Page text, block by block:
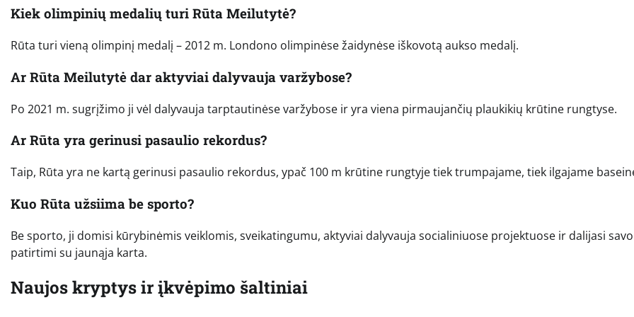
Kiek olimpinių medalių turi Rūta Meilutytė?
Rūta turi vieną olimpinį medalį – 2012 m. Londono olimpinėse žaidynėse iškovotą aukso medalį.
Ar Rūta Meilutytė dar aktyviai dalyvauja varžybose?
Po 2021 m. sugrįžimo ji vėl dalyvauja tarptautinėse varžybose ir yra viena pirmaujančių plaukikių krūtine rungtyse.
Ar Rūta yra gerinusi pasaulio rekordus?
Taip, Rūta yra ne kartą gerinusi pasaulio rekordus, ypač 100 m krūtine rungtyje tiek trumpajame, tiek ilgajame
Kuo Rūta užsiima be sporto?
Be sporto, ji domisi kūrybinėmis veiklomis, sveikatingumu, aktyviai dalyvauja socialiniuose projektuose ir dalijasi savo
patirtimi su jaunąja karta.
Naujos kryptys ir įkvėpimo šaltiniai